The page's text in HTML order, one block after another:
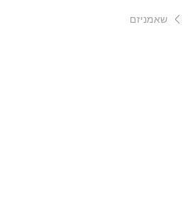
שאמניזם